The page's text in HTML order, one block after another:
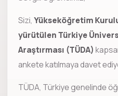
Sizi, Yükseköğretim
yürütülen Türkiye
Araştırması (TÜDA)
ankete katılmaya davet
TÜDA, Türkiye genelinde